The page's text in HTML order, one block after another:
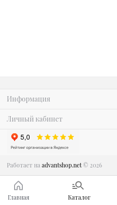
Информация
Личный кабинет
Работает на advantshop.net© 2026
Главная Каталог